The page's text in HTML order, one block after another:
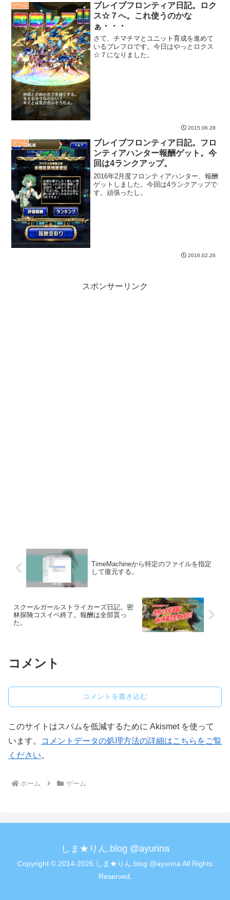
ゲーム
ブレイブフロンティア日記。ロク
ス☆７へ。これ使うのかな
ぁ・・・
さて、チマチマとユニット育成を進めて
いるブレフロです。今日はやっとロクス
☆７になりました。
2015.06.28
ゲーム
ブレイブフロンティア日記。フロ
ンティアハンター報酬ゲット。今
回は4ランクアップ。
2016年2月度フロンティアハンター、報酬
ゲットしました。今回は4ランクアップで
す。頑張ったし。
2016.02.26
スポンサーリンク
TimeMachineから特定のファイルを指定
して復元する。
スクールガールストライカーズ日記。密
林探険コスイベ終了。報酬は全部貰っ
た。
コメント
コメントを書き込む
このサイトはスパムを低減するために Akismet を使って
います。
コメントデータの処理方法の詳細はこちらをご覧
ください。
ホーム ゲーム
しま★りん.blog @ayurina
Copyright © 2014-2026 しま★りん.blog @ayurina All Rights
Reserved.